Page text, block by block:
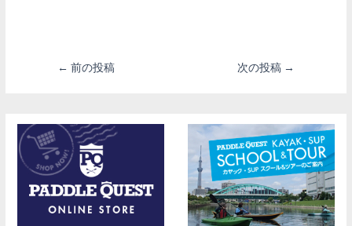
ビ
ゲ
ー
シ
ョ
← 前の投稿 次の投稿 →